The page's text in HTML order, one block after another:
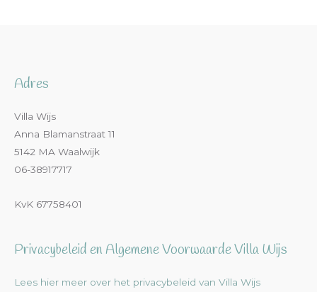
Adres
Villa Wijs
Anna Blamanstraat 11
5142 MA Waalwijk
06-38917717
KvK 67758401
Privacybeleid en Algemene Voorwaarde Villa Wijs
Lees hier meer over het privacybeleid van Villa Wijs